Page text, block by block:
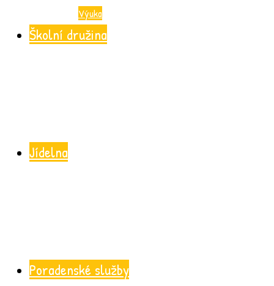
Výuka
Školní družina
Jídelna
Poradenské služby